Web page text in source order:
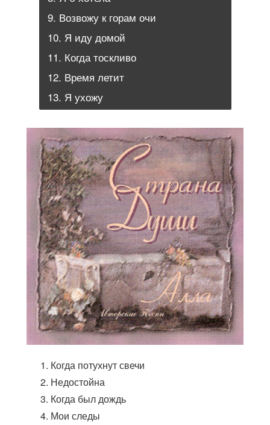
9. Возвожу к горам очи
10. Я иду домой
11. Когда тоскливо
12. Время летит
13. Я ухожу
Когда потухнут свечи
Недостойна
Когда был дождь
Мои следы